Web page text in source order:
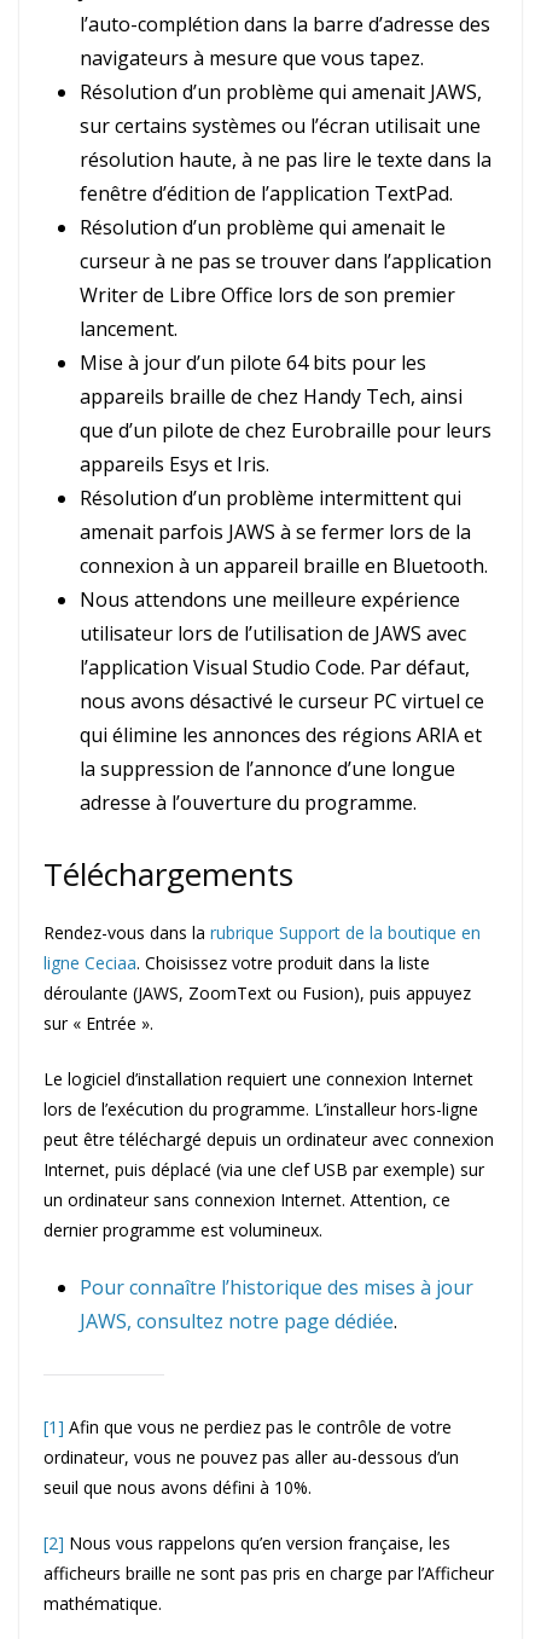
l’auto-complétion dans la barre d’adresse des
navigateurs à mesure que vous tapez.
Résolution d’un problème qui amenait JAWS,
sur certains systèmes ou l’écran utilisait une
résolution haute, à ne pas lire le texte dans la
fenêtre d’édition de l’application TextPad.
Résolution d’un problème qui amenait le
curseur à ne pas se trouver dans l’application
Writer de Libre Office lors de son premier
lancement.
Mise à jour d’un pilote 64 bits pour les
appareils braille de chez Handy Tech, ainsi
que d’un pilote de chez Eurobraille pour leurs
appareils Esys et Iris.
Résolution d’un problème intermittent qui
amenait parfois JAWS à se fermer lors de la
connexion à un appareil braille en Bluetooth.
Nous attendons une meilleure expérience
utilisateur lors de l’utilisation de JAWS avec
l’application Visual Studio Code. Par défaut,
nous avons désactivé le curseur PC virtuel ce
qui élimine les annonces des régions ARIA et
la suppression de l’annonce d’une longue
adresse à l’ouverture du programme.
Téléchargements
Rendez-vous dans la rubrique Support de la boutique en
ligne Ceciaa. Choisissez votre produit dans la liste
déroulante (JAWS, ZoomText ou Fusion), puis appuyez
sur « Entrée ».
Le logiciel d’installation requiert une connexion Internet
lors de l’exécution du programme. L’installeur hors-ligne
peut être téléchargé depuis un ordinateur avec connexion
Internet, puis déplacé (via une clef USB par exemple) sur
un ordinateur sans connexion Internet. Attention, ce
dernier programme est volumineux.
Pour connaître l’historique des mises à jour
JAWS, consultez notre page dédiée.
[1] Afin que vous ne perdiez pas le contrôle de votre
ordinateur, vous ne pouvez pas aller au-dessous d’un
seuil que nous avons défini à 10%.
[2] Nous vous rappelons qu’en version française, les
afficheurs braille ne sont pas pris en charge par l’Afficheur
mathématique.